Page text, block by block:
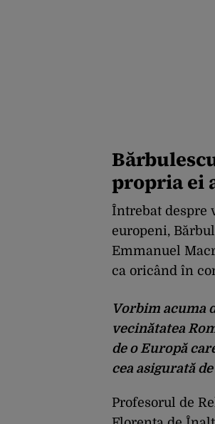
propria ei
Întrebat despre
europeni,
Emmanuel
ca oricând în
Vorbim acuma
vecinătatea
de o Europă
cea asigurată
Profesorul de